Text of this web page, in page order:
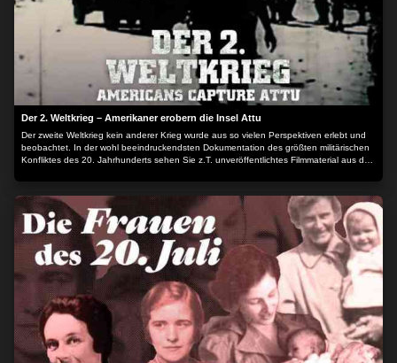
Der 2. Weltkrieg – Amerikaner erobern die Insel Attu
Der zweite Weltkrieg kein anderer Krieg wurde aus so vielen Perspektiven erlebt und
beobachtet. In der wohl beeindruckendsten Dokumentation des größten militärischen
Konfliktes des 20. Jahrhunderts sehen Sie z.T. unveröffentlichtes Filmmaterial aus den
eisigen Sibirien, Aufstieg und Fall von Adolf Hitler, von der Kriegsmaschinerie, den
Helden und Schicksalen berichtet diese einmalige Dokumentation. Auf über 30
Stunden erleben Sie packendes Originalmaterial. Ein Muss für alle, die es miterlebt
haben und alle diejenigen, die den Opfern gedenken wollen. Der Inhalt wird
bereitgestellt von: PLAION PICTURES GmbH, Lochhamer Str. 9, 82152
Planegg/München